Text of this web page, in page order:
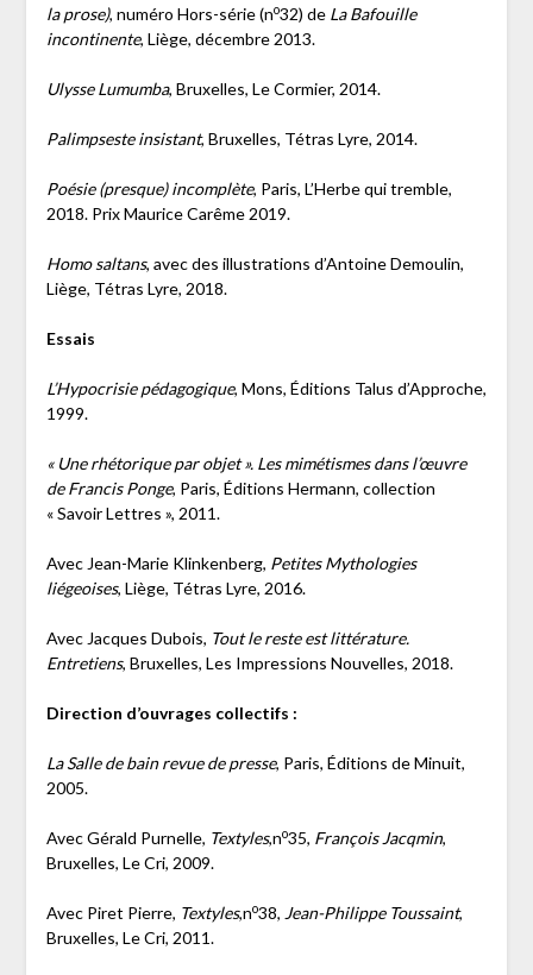
la prose), numéro Hors-série (no32) de La Bafouille
incontinente, Liège, décembre 2013.
Ulysse Lumumba, Bruxelles, Le Cormier, 2014.
Palimpseste insistant, Bruxelles, Tétras Lyre, 2014.
Poésie (presque) incomplète, Paris, L’Herbe qui tremble,
2018. Prix Maurice Carême 2019.
Homo saltans, avec des illustrations d’Antoine Demoulin,
Liège, Tétras Lyre, 2018.
Essais
L’Hypocrisie pédagogique, Mons, Éditions Talus d’Approche,
1999.
« Une rhétorique par objet ». Les mimétismes dans l’œuvre
de Francis Ponge, Paris, Éditions Hermann, collection
« Savoir Lettres », 2011.
Avec Jean-Marie Klinkenberg, Petites Mythologies
liégeoises, Liège, Tétras Lyre, 2016.
Avec Jacques Dubois, Tout le reste est littérature.
Entretiens, Bruxelles, Les Impressions Nouvelles, 2018.
Direction d’ouvrages collectifs :
La Salle de bain revue de presse, Paris, Éditions de Minuit,
2005.
Avec Gérald Purnelle, Textyles,no35, François Jacqmin,
Bruxelles, Le Cri, 2009.
Avec Piret Pierre, Textyles,no38, Jean-Philippe Toussaint,
Bruxelles, Le Cri, 2011.